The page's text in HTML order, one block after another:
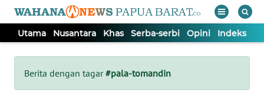
Utama Nusantara Khas Serba-serbi Opini Indeks
Berita dengan tagar#pala-tomandin
Tutup